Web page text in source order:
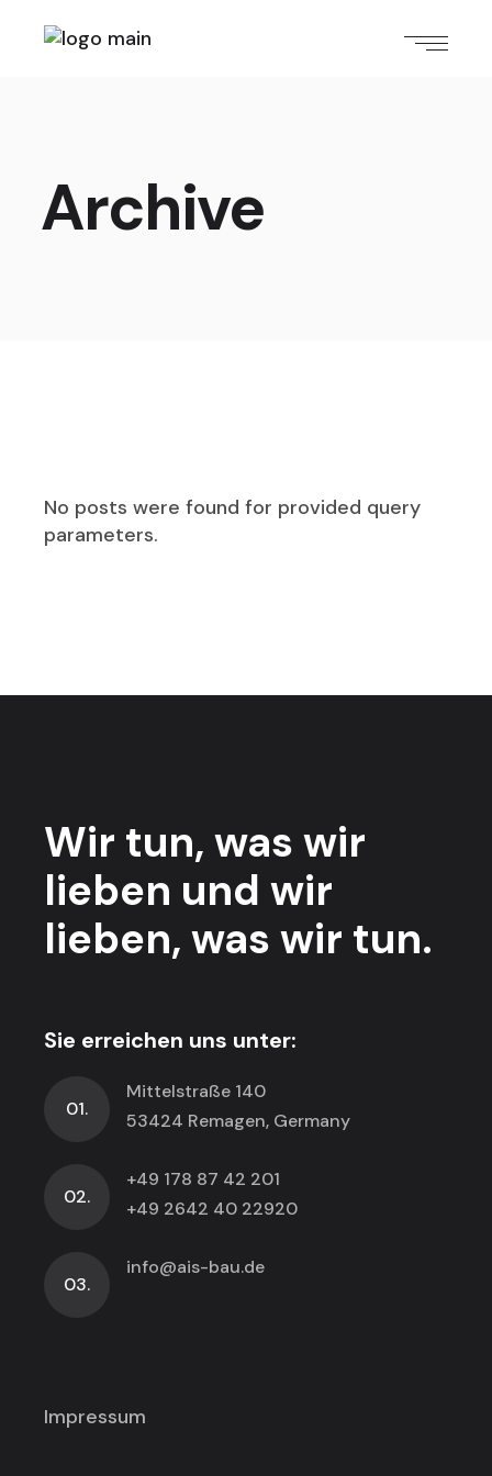
Archive
No posts were found for provided query
parameters.
Wir tun,was wir
lieben und wir
lieben, was wir tun.
Sie erreichen uns unter:
01.
Mittelstraße 140
53424 Remagen, Germany
02.
+49 178 87 42 201
+49 2642 40 22920
03.
info@ais-bau.de
Impressum